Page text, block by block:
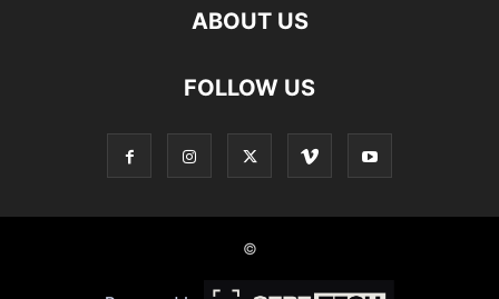
ABOUT US
FOLLOW US
©